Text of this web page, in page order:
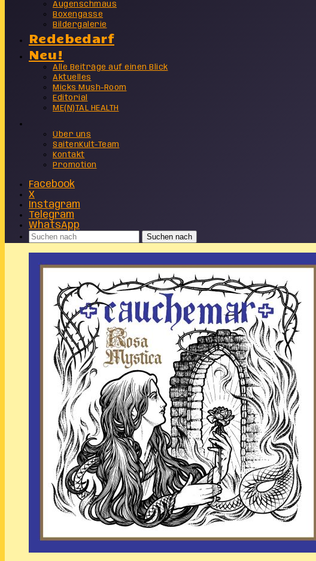
Augenschmaus
Boxengasse
Bildergalerie
Redebedarf
Neu!
Alle Beiträge auf einen Blick
Aktuelles
Micks Mush-Room
Editorial
ME(N)TAL HEALTH
Über uns
SaitenKult-Team
Kontakt
Promotion
Facebook
X
Instagram
Telegram
WhatsApp
Suchen nach